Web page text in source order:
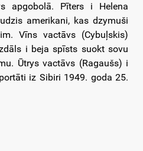
apgobolā. Pīters i Helena
amerikani, kas dzymuši
Vīns vactāvs (Cybuļskis)
i beja spīsts suokt sovu
Ūtrys vactāvs (Ragaušs) i
iz Sibiri 1949. goda 25.